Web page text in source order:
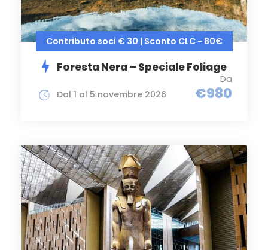
Contributo soci € 30 | Sconto CLC - 80€
Foresta Nera – Speciale Foliage
Da
€980
Dal 1 al 5 novembre 2026